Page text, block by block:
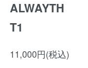
ALWAYTH
T1
11,000円(税込)